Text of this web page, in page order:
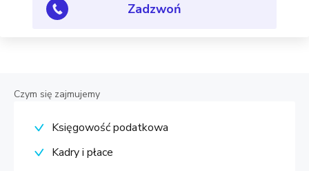
Zadzwoń
Czym się zajmujemy
Księgowość podatkowa
Kadry i płace